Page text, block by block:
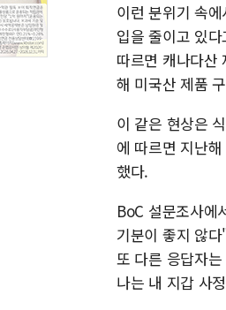
이런 분위기 속
입을 줄이고 있
따르면 캐나다산
해 미국산 제품
이 같은 현상은
에 따르면 지난
했다.
BoC 설문조사에
기분이 좋지 않
또 다른 응답자
나는 내 지갑 사